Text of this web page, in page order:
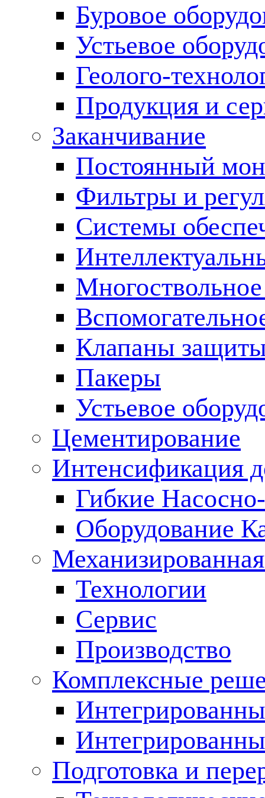
Буровое
Устьевое
Геолого-
Продукция и
Заканчивание
Постоянный
Фильтры и
Cистемы
Клапаны
Пакеры
Устьевое
Цементирование
Интенсификация
Гибкие
Оборудование
Технологии
Сервис
Производство
Комплексные
Подготовка и